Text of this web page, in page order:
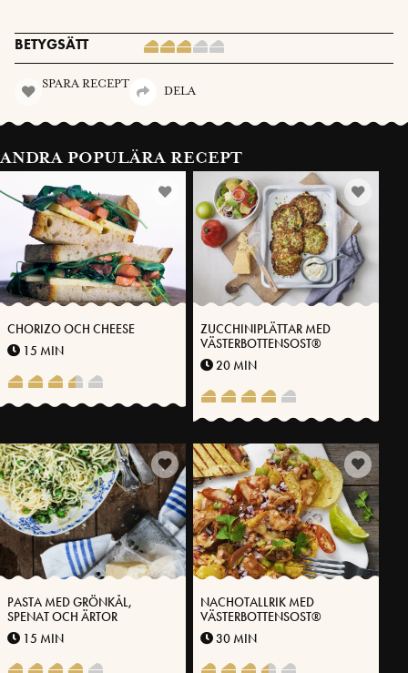
BETYGSÄTT
SPARA RECEPT
DELA
ANDRA POPULÄRA RECEPT
CHORIZO OCH CHEESE
15 MIN
ZUCCHINIPLÄTTAR MED
VÄSTERBOTTENSOST®
20 MIN
PASTA MED GRÖNKÅL,
SPENAT OCH ÄRTOR
15 MIN
NACHOTALLRIK MED
VÄSTERBOTTENSOST®
30 MIN